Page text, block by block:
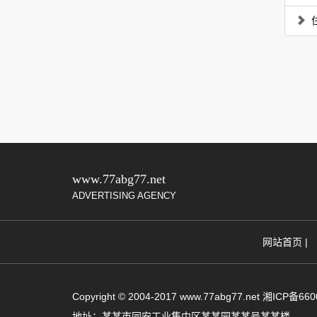
www.77abg77.net
ADVERTISING AGENCY
网站首页 |
Copyright © 2004-2017 www.77abg77.net 湘ICP备